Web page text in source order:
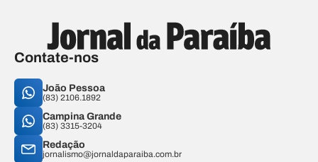
Contate-nos
João Pessoa
(83) 2106.1892
Campina Grande
(83) 3315-3204
Redação
jornalismo@jornaldaparaiba.com.br